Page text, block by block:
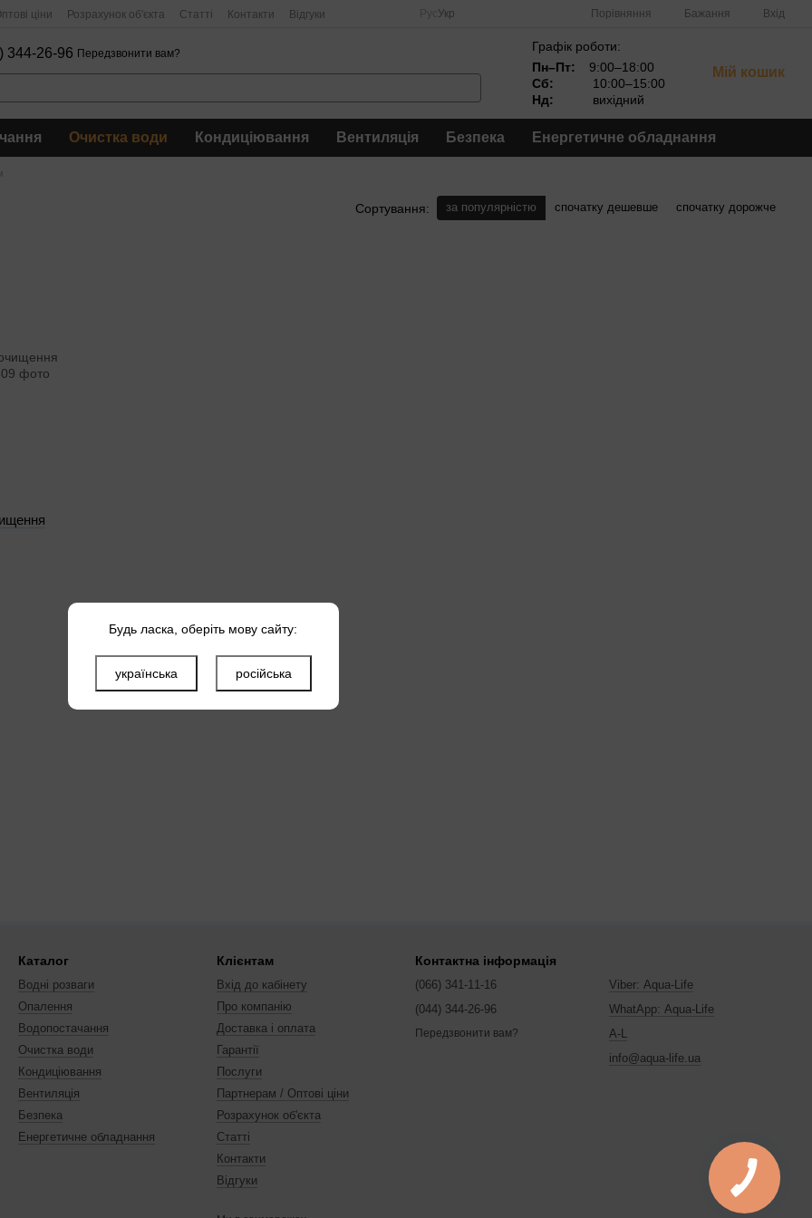
ціни Розрахунок об'єкта Статті Контакти Відгуки Укр Порівняння Бажання Вхід
344-26-96 Передзвонити вам?
Графік роботи:
Пн–Пт:
9:00–18:00
Сб:
10:00–15:00
Нд:
вихідний
Мій кошик
Очистка води Кондиціювання Вентиляція Безпека Енергетичне обладнання
Сортування: за популярністю спочатку дешевше спочатку дорожче
Каталог
Водні розваги
Опалення
Водопостачання
Очистка води
Кондиціювання
Вентиляція
Безпека
Енергетичне обладнання
Клієнтам
Вхід до кабінету
Про компанію
Доставка і оплата
Гарантії
Послуги
Партнерам / Оптові ціни
Розрахунок об'єкта
Статті
Контакти
Відгуки
Контактна інформація
(066) 341-11-16
(044) 344-26-96
Передзвонити вам?
Viber: Aqua-Life
WhatApp: Aqua-Life
A-L
info@aqua-life.ua
Будь ласка, оберіть мову сайту:
українська російська